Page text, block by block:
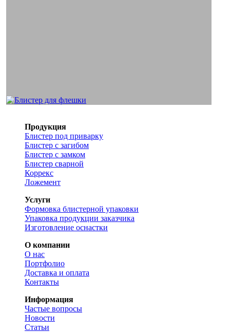
Продукция
Блистер под приварку
Блистер с загибом
Блистер с замком
Блистер сварной
Коррекс
Ложемент
Услуги
Формовка блистерной упаковки
Упаковка продукции заказчика
Изготовление оснастки
О компании
О нас
Портфолио
Доставка и оплата
Контакты
Информация
Частые вопросы
Новости
Статьи